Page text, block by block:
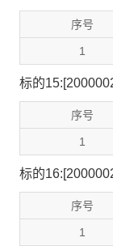
序号
1
标的
序号
1
标的
序号
1